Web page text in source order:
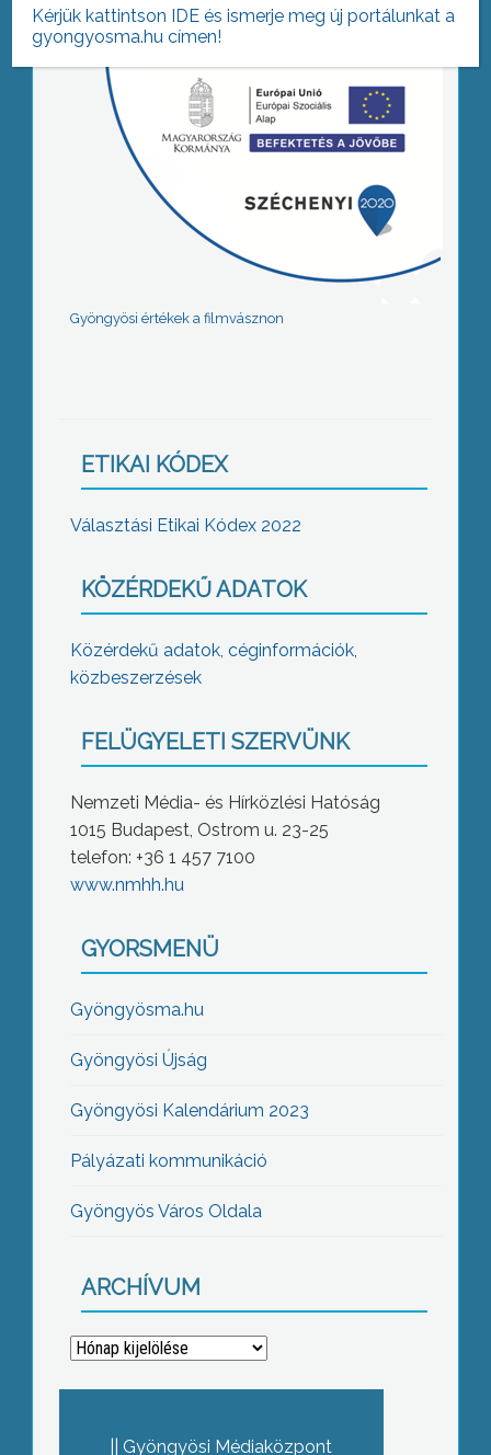
Gyöngyösi értékek a filmvásznon
ETIKAI KÓDEX
Választási Etikai Kódex 2022
KÖZÉRDEKŰ ADATOK
Közérdekű adatok, céginformációk,
közbeszerzések
FELÜGYELETI SZERVÜNK
Nemzeti Média- és Hírközlési Hatóság
1015 Budapest, Ostrom u. 23-25
telefon: +36 1 457 7100
www.nmhh.hu
GYORSMENÜ
Gyöngyösma.hu
Gyöngyösi Újság
Gyöngyösi Kalendárium 2023
Pályázati kommunikáció
Gyöngyös Város Oldala
ARCHÍVUM
Archívum
Gyöngyösi Médiaközpont
Kérjük kattintson IDE és ismerje meg új portálunkat a
gyongyosma.hu címen!